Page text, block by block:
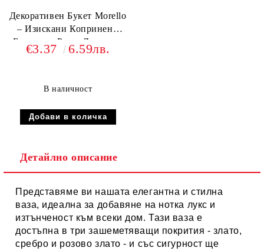
Декоративен Букет Morello
– Изискани Копринени
Божури и Рози, Лилаво и
Екрю, 30 см
€3.37 6.59лв.
В наличност
Детайлно описание
Представяме ви нашата елегантна и стилна
ваза, идеална за добавяне на нотка лукс и
изтънченост към всеки дом. Тази ваза е
достъпна в три зашеметяващи покрития - злато,
сребро и розово злато - и със сигурност ще